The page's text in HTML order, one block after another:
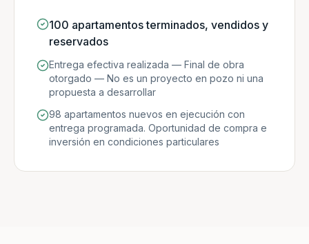
100 apartamentos terminados, vendidos y
reservados
Entrega efectiva realizada — Final de obra
otorgado — No es un proyecto en pozo ni una
propuesta a desarrollar
98 apartamentos nuevos en ejecución con
entrega programada. Oportunidad de compra e
inversión en condiciones particulares